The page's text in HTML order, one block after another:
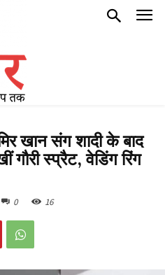
खान संग शादी के बाद
गौरी स्प्रैट, वेडिंग रिंग
0 16